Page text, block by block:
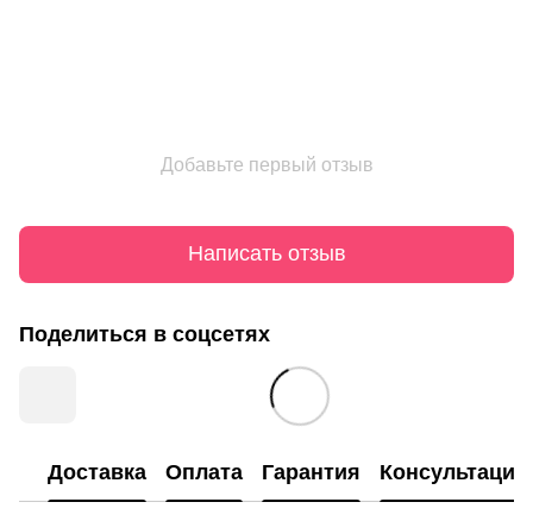
Добавьте первый отзыв
Написать отзыв
Поделиться в соцсетях
Доставка Оплата Гарантия Консультация